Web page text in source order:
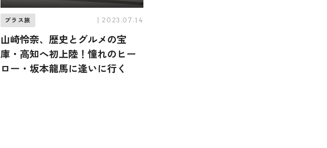
プラス旅 | 2023.07.14
山崎怜奈、歴史とグルメの宝
庫・高知へ初上陸！憧れのヒー
ロー・坂本龍馬に逢いに行く